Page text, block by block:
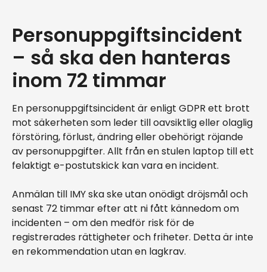
Personuppgiftsincident
– så ska den hanteras
inom 72 timmar
En personuppgiftsincident är enligt GDPR ett brott
mot säkerheten som leder till oavsiktlig eller olaglig
förstöring, förlust, ändring eller obehörigt röjande
av personuppgifter. Allt från en stulen laptop till ett
felaktigt e-postutskick kan vara en incident.
Anmälan till IMY ska ske utan onödigt dröjsmål och
senast 72 timmar efter att ni fått kännedom om
incidenten – om den medför risk för de
registrerades rättigheter och friheter. Detta är inte
en rekommendation utan en lagkrav.